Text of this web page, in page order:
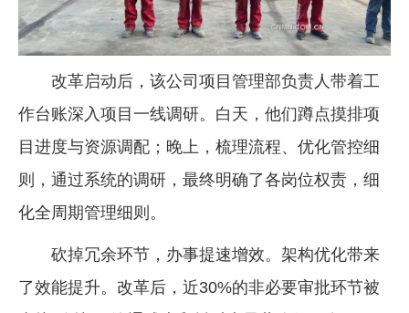
改革启动后，该公司项目管理部负责人带着工
作台账深入项目一线调研。白天，他们蹲点摸排项
目进度与资源调配；晚上，梳理流程、优化管控细
则，通过系统的调研，最终明确了各岗位权责，细
化全周期管理细则。
砍掉冗余环节，办事提速增效。架构优化带来
了效能提升。改革后，近30%的非必要审批环节被